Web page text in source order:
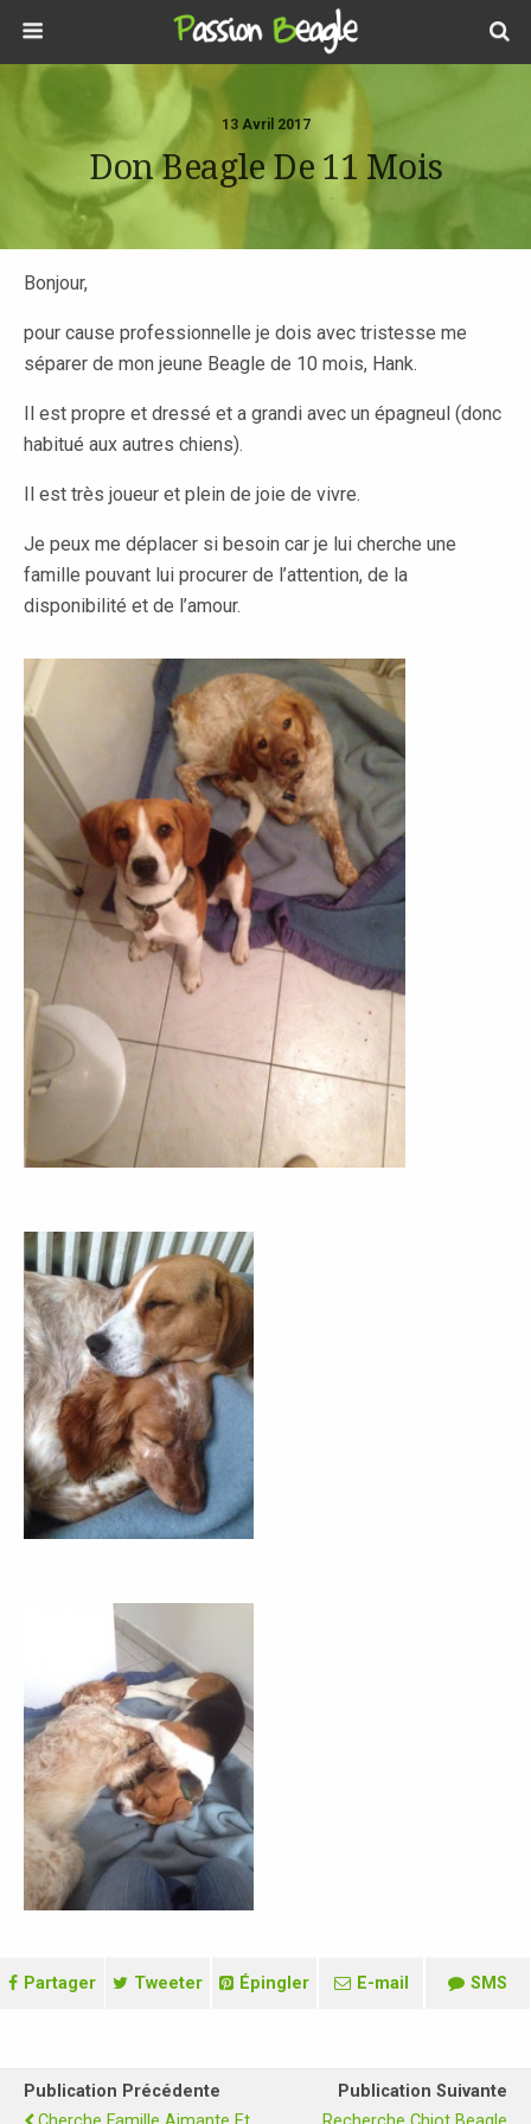
13 Avril 2017
Don Beagle De 11 Mois
Bonjour,
pour cause professionnelle je dois avec tristesse me
séparer de mon jeune Beagle de 10 mois, Hank.
Il est propre et dressé et a grandi avec un épagneul (donc
habitué aux autres chiens).
Il est très joueur et plein de joie de vivre.
Je peux me déplacer si besoin car je lui cherche une
famille pouvant lui procurer de l’attention, de la
disponibilité et de l’amour.
Partager Tweeter Épingler E-mail SMS
Publication Précédente
Publication Suivante